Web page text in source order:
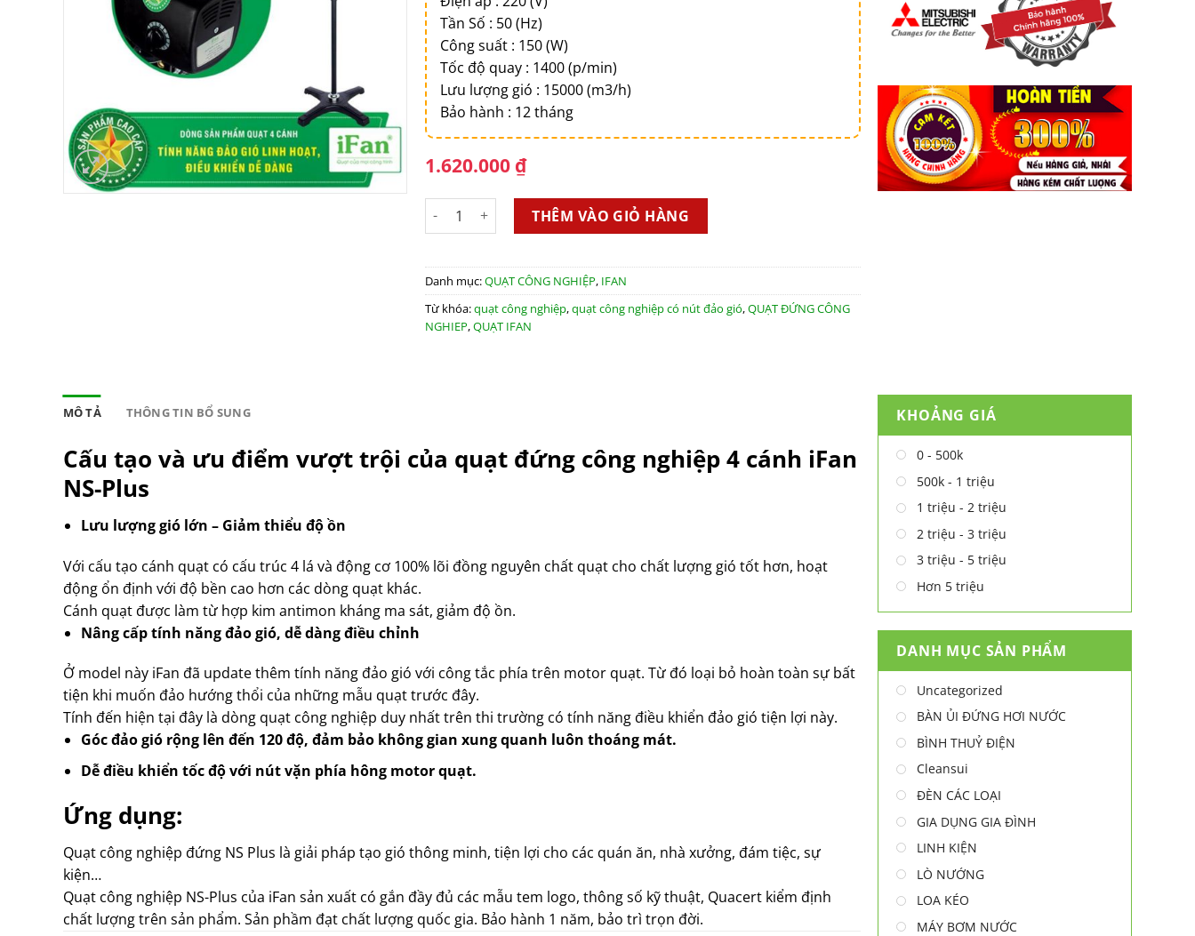
Tần Số : 50 (Hz)
Công suất : 150 (W)
Tốc độ quay : 1400 (p/min)
Lưu lượng gió : 15000 (m3/h)
Bảo hành : 12 tháng
1.620.000 ₫
Quạt đứng công nghiệp 4 cánh NS-50 PLUS - Model 2019 số lượng
THÊM VÀO GIỎ HÀNG
Danh mục:QUẠT CÔNG NGHIỆP, IFAN
Từ khóa:quạt công nghiệp,quạt công nghiệp có nút đảo gió,QUẠT ĐỨNG CÔNG
NGHIEP,QUẠT IFAN
MÔ TẢ THÔNG TIN BỔ SUNG
Cấu tạo và ưu điểm vượt trội của quạt đứng công nghiệp 4 cánh iFan
NS-Plus
Lưu lượng gió lớn – Giảm thiểu độ ồn
Với cấu tạo cánh quạt có cấu trúc 4 lá và động cơ 100% lõi đồng nguyên chất quạt cho chất lượng gió tốt hơn, hoạt
động ổn định với độ bền cao hơn các dòng quạt khác.
Cánh quạt được làm từ hợp kim antimon kháng ma sát, giảm độ ồn.
Nâng cấp tính năng đảo gió, dễ dàng điều chỉnh
Ở model này iFan đã update thêm tính năng đảo gió với công tắc phía trên motor quạt. Từ đó loại bỏ hoàn toàn sự bất
tiện khi muốn đảo hướng thổi của những mẫu quạt trước đây.
Tính đến hiện tại đây là dòng quạt công nghiệp duy nhất trên thi trường có tính năng điều khiển đảo gió tiện lợi này.
Góc đảo gió rộng lên đến 120 độ, đảm bảo không gian xung quanh luôn thoáng mát.
Dễ điều khiển tốc độ với nút vặn phía hông motor quạt.
Ứng dụng:
Quạt công nghiệp đứng NS Plus là giải pháp tạo gió thông minh, tiện lợi cho các quán ăn, nhà xưởng, đám tiệc, sự
kiện…
Quạt công nghiệp NS-Plus của iFan sản xuất có gắn đầy đủ các mẫu tem logo, thông số kỹ thuật, Quacert kiểm định
chất lượng trên sản phẩm. Sản phầm đạt chất lượng quốc gia. Bảo hành 1 năm, bảo trì trọn đời.
KHOẢNG GIÁ
0 - 500k
500k - 1 triệu
1 triệu - 2 triệu
2 triệu - 3 triệu
3 triệu - 5 triệu
Hơn 5 triệu
DANH MỤC SẢN PHẨM
Uncategorized
BÀN ỦI ĐỨNG HƠI NƯỚC
BÌNH THUỶ ĐIỆN
Cleansui
ĐÈN CÁC LOẠI
GIA DỤNG GIA ĐÌNH
LINH KIỆN
LÒ NƯỚNG
LOA KÉO
MÁY BƠM NƯỚC